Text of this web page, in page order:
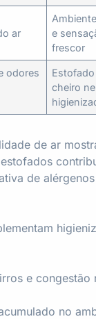
ar
e
frescor
odores
cheiro
de ar
de
e congestão
no